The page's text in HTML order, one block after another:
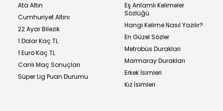
Ata Altın
Cumhuriyet Altını
22 Ayar Bilezik
1 Dolar Kaç TL
1 Euro Kaç TL
Canlı Maç Sonuçları
Süper Lig Puan Durumu
Eş Anlamlı Kelimeler
Sözlüğü
Hangi Kelime Nasıl Yazılır?
En Güzel Sözler
Metrobüs Durakları
Marmaray Durakları
Erkek İsimleri
Kız İsimleri